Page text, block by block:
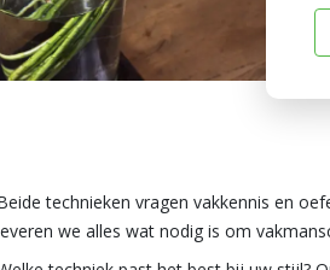
technieken vragen vakkennis en
we alles wat nodig is om